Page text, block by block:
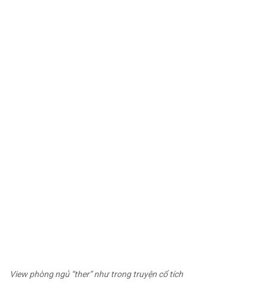
View phòng ngủ “ther” như trong truyện cổ tích